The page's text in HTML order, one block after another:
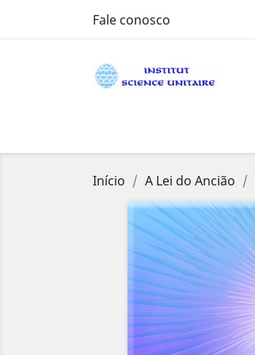
Fale conosco
Início A Lei do Ancião